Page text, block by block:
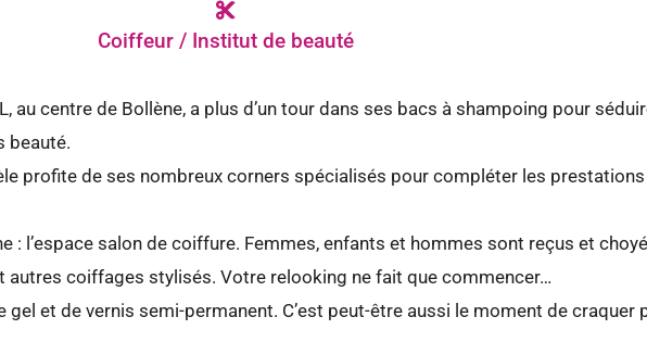
Coiffeur / Institut de beauté
au centre de Bollène, a plus d’un tour dans ses bacs à shampoing pour
beauté.
profite de ses nombreux corners spécialisés pour compléter les
: l’espace salon de coiffure. Femmes, enfants et hommes sont reçus et
autres coiffages stylisés. Votre relooking ne fait que commencer…
gel et de vernis semi-permanent. C’est peut-être aussi le moment de craquer